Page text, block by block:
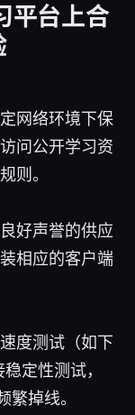
平台上合
网络环境下保
问公开学习资
则。
好声誉的供应
相应的客户端
度测试（如下
定性测试，
掉线。